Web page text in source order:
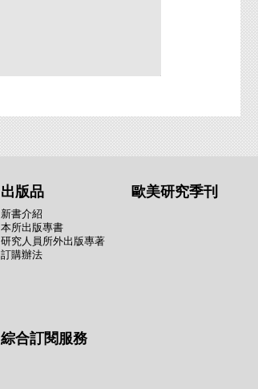
出版品
新書介紹
本所出版專書
研究人員所外出版專著
訂購辦法
歐美研究季刊
綜合訂閱服務